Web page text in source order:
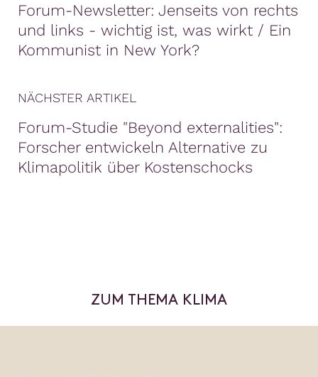
Forum-Newsletter: ​Jenseits von rechts
und links - wichtig ist, was wirkt / Ein
Kommunist in New York?
NÄCHSTER ARTIKEL
Forum-Studie "Beyond externalities":
Forscher entwickeln Alternative zu
Klimapolitik über Kostenschocks
ZUM THEMA KLIMA